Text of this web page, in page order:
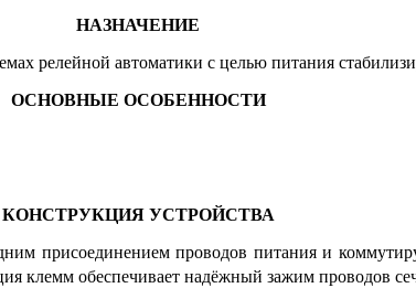
НАЗНАЧЕНИЕ
релейной автоматики с целью питания
ОСНОВНЫЕ ОСОБЕННОСТИ
КОНСТРУКЦИЯ УСТРОЙСТВА
присоединением проводов питания и
обеспечивает надёжный зажим проводов